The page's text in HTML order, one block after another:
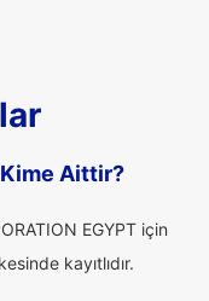
Kime Aittir?
EGYPT için
kayıtlıdır.